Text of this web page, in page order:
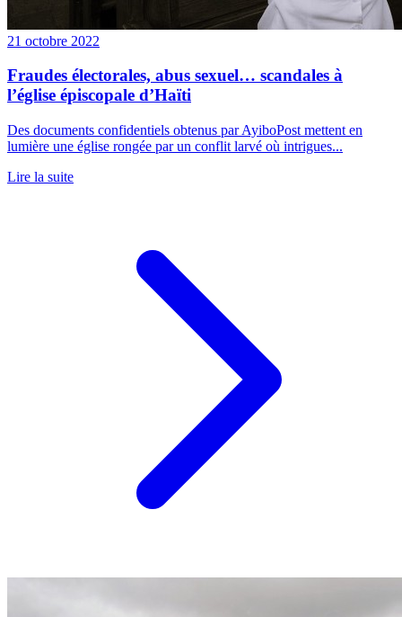
21 octobre 2022
Fraudes électorales, abus sexuel… scandales à
l’église épiscopale d’Haïti
Des documents confidentiels obtenus par AyiboPost mettent en
lumière une église rongée par un conflit larvé où intrigues...
Lire la suite